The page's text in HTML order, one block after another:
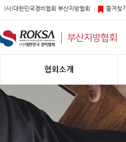
(사)대한민국경비협회 부산지방협회 즐겨찾기
부산지방협회
협회소개